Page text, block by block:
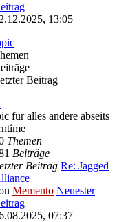
13:05
Beitrag
für alles andere abseits
Themen
Beiträge
Beitrag Re: Jagged
Memento Neuester
07:37